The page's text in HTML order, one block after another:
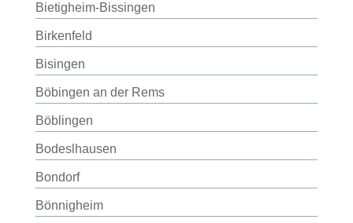
Bietigheim-Bissingen
Birkenfeld
Bisingen
Böbingen an der Rems
Böblingen
Bodeslhausen
Bondorf
Bönnigheim